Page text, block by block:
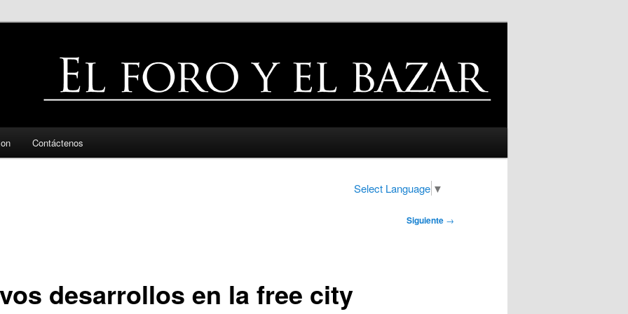
Contáctenos
Select Language ▼
Siguiente →
desarrollos en la free city